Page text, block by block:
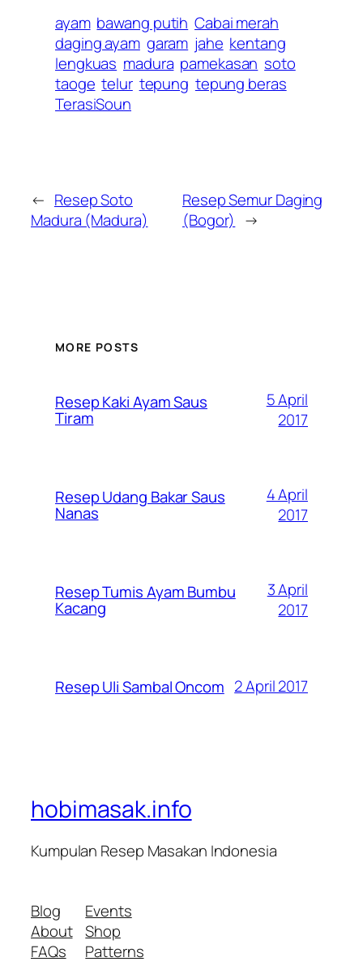
ayam bawang putih Cabai merah
daging ayam garam jahe kentang
lengkuas madura pamekasan soto
taoge telur tepung tepung beras
TerasiSoun
← Resep Soto
Madura (Madura)
Resep Semur Daging
(Bogor) →
MORE POSTS
Resep Kaki Ayam Saus
Tiram
5 April
2017
Resep Udang Bakar Saus
Nanas
4 April
2017
Resep Tumis Ayam Bumbu
Kacang
3 April
2017
Resep Uli Sambal Oncom 2 April 2017
hobimasak.info
Kumpulan Resep Masakan Indonesia
Blog
About
FAQs
Events
Shop
Patterns